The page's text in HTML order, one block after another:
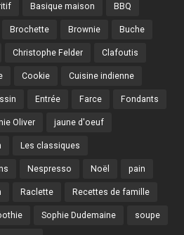
Basique maison BBQ
Brochette Brownie Buche
Christophe Felder Clafoutis
Cookie Cuisine indienne
Entrée Farce Fondants
Oliver jaune d'oeuf
Les classiques
Nespresso Noël pain
Raclette Recettes de famille
Sophie Dudemaine soupe